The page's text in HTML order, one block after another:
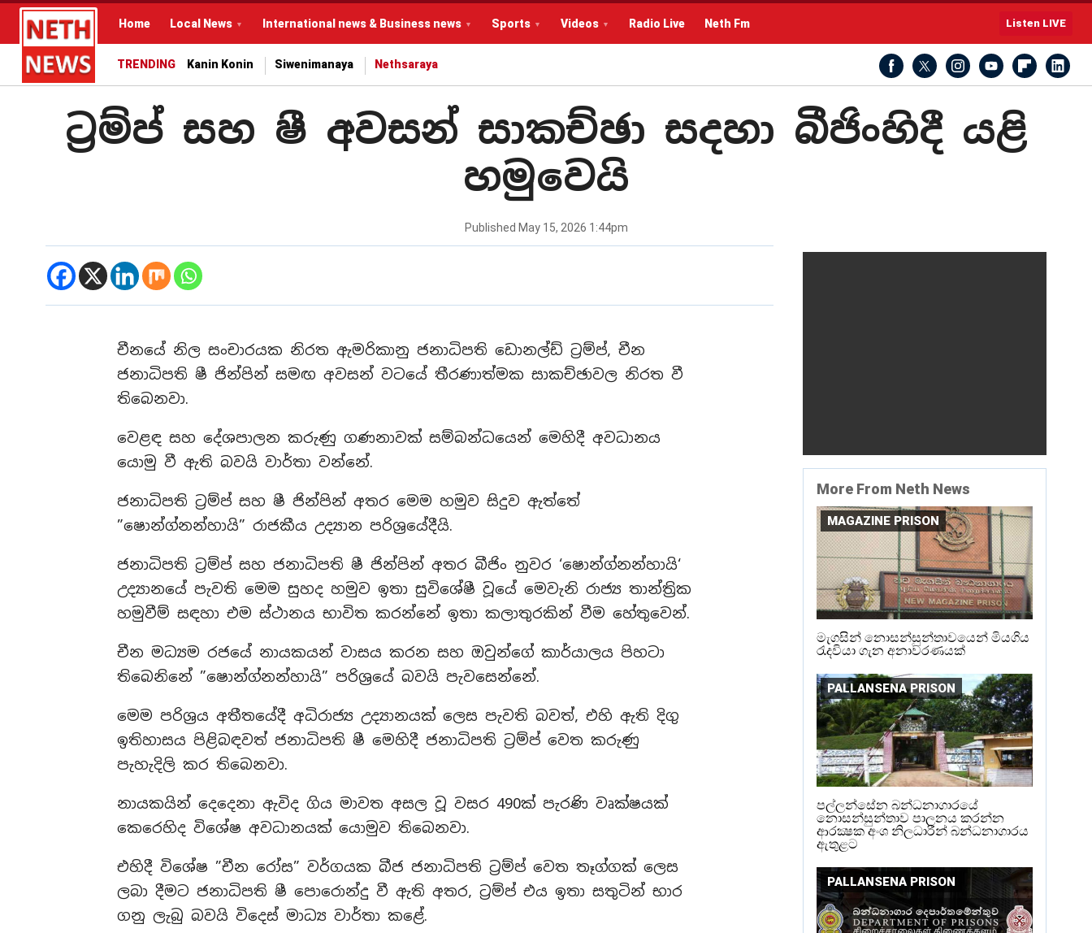
Home Local News International news & Business news Sports Videos Radio Live Neth Fm Listen LIVE
TRENDING Kanin Konin Siwenimanaya Nethsaraya
ට්‍රම්ප් සහ ෂී අවසන් සාකච්ඡා සදහා බීජිංහිදී යළි
හමුවෙයි
Published May 15, 2026 1:44pm
චීනයේ නිල සංචාරයක නිරත ඇමරිකානු ජනාධිපති ඩොනල්ඩ් ට්‍රම්ප්, චීන
ජනාධිපති ෂී ජින්පින් සමඟ අවසන් වටයේ තීරණාත්මක සාකච්ඡාවල නිරත වී
තිබෙනවා.
වෙළඳ සහ දේශපාලන කරුණු ගණනාවක් සම්බන්ධයෙන් මෙහිදී අවධානය
යොමු වී ඇති බවයි වාර්තා වන්නේ.
ජනාධිපති ට්‍රම්ප් සහ ෂී ජින්පින් අතර මෙම හමුව සිදුව ඇත්තේ
”ෂොන්ග්නන්හායි” රාජකීය උද්‍යාන පරිශ්‍රයේදීයි.
ජනාධිපති ට්‍රම්ප් සහ ජනාධිපති ෂී ජින්පින් අතර බීජිං නුවර ‘ෂොන්ග්නන්හායි‘
උද්‍යානයේ පැවති මෙම සුහද හමුව ඉතා සුවිශේෂී වූයේ මෙවැනි රාජ්‍ය තාන්ත්‍රික
හමුවීම් සඳහා එම ස්ථානය භාවිත කරන්නේ ඉතා කලාතුරකින් වීම හේතුවෙන්.
චීන මධ්‍යම රජයේ නායකයන් වාසය කරන සහ ඔවුන්ගේ කාර්යාලය පිහටා
තිබෙනිනේ ”ෂොන්ග්නන්හායි” පරිශ්‍රයේ බවයි පැවසෙන්නේ.
මෙම පරිශ්‍රය අතීතයේදී අධිරාජ්‍ය උද්‍යානයක් ලෙස පැවති බවත්, එහි ඇති දිගු
ඉතිහාසය පිළිබඳවත් ජනාධිපති ෂී මෙහිදී ජනාධිපති ට්‍රම්ප් වෙත කරුණු
පැහැදිලි කර තිබෙනවා.
නායකයින් දෙදෙනා ඇවිද ගිය මාවත අසල වූ වසර 490ක් පැරණි වෘක්ෂයක්
කෙරෙහිද විශේෂ අවධානයක් යොමුව තිබෙනවා.
එහිදී විශේෂ ”චීන රෝස” වර්ගයක බීජ ජනාධිපති ට්‍රම්ප් වෙත තෑග්ගක් ලෙස
ලබා දීමට ජනාධිපති ෂී පොරොන්දු වී ඇති අතර, ට්‍රම්ප් එය ඉතා සතුටින් භාර
ගනු ලැබු බවයි විදෙස් මාධ්‍ය වාර්තා කළේ.
More From Neth News
MAGAZINE PRISON
මැගසින් නොසන්සුන්තාවයෙන් මියගිය
රැදවියා ගැන අනාවරණයක්
PALLANSENA PRISON
පල්ලන්සේන බන්ධනාගාරයේ
නොසන්සුන්තාව පාලනය කරන්න
ආරක්‍ෂක අංශ නිලධාරීන් බන්ධනාගාරය
ඇතුළට
PALLANSENA PRISON